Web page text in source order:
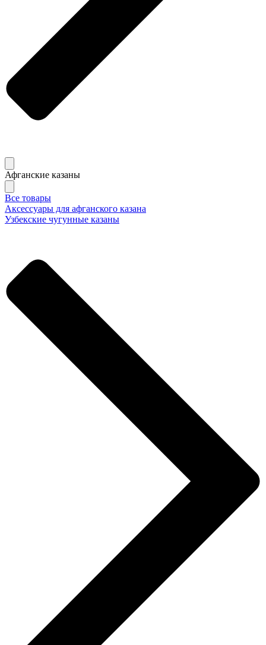
Афганские казаны
Все товары
Аксессуары для афганского казана
Узбекские чугунные казаны